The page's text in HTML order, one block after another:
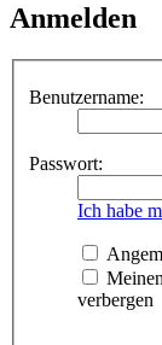
Anmelden
Benutzername:
Passwort:
Ich habe
verbergen